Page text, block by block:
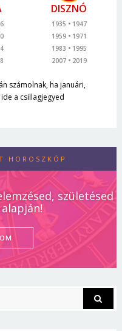
DISZNÓ
1935
1947
1959
1971
1983
1995
2007
2019
számolnak, ha januári,
a csillagjegyed
HOROSZKÓP
születésed